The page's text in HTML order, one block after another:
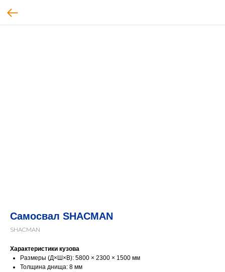
Самосвал SHACMAN
SHACMAN
Характеристики кузова
Размеры (Д×Ш×В): 5800 × 2300 × 1500 мм
Толщина днища: 8 мм